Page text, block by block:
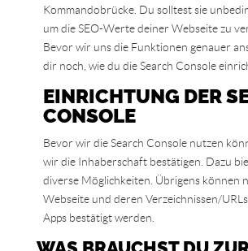
Kommandobrücke. Du solltest sie
um die SEO-Werte deiner Webseite zu
Bevor wir uns die Funktionen genauer
dir noch, wie du die Search Console
EINRICHTUNG DER
CONSOLE
Bevor wir die Search Console nutzen
wir die Inhaberschaft bestätigen. Dazu
diverse Möglichkeiten. Übrigens können
Webseite und deren Verzeichnissen/
Apps bestätigt werden.